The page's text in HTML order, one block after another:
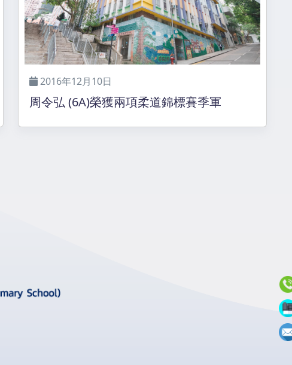
2016年12月10日
周令弘 (6A)榮獲兩項柔道錦標賽季軍